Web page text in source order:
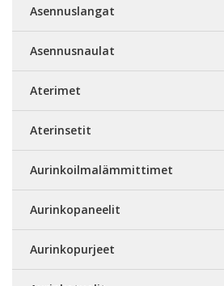
Asennuslangat
Asennusnaulat
Aterimet
Aterinsetit
Aurinkoilmalämmittimet
Aurinkopaneelit
Aurinkopurjeet